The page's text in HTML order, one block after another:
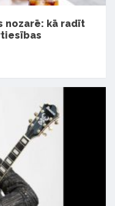
nozarē: kā radīt